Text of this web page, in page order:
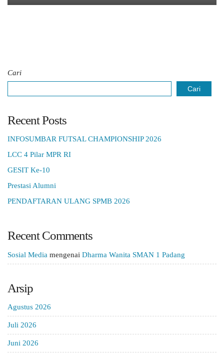
Cari
Cari
Recent Posts
INFOSUMBAR FUTSAL CHAMPIONSHIP 2026
LCC 4 Pilar MPR RI
GESIT Ke-10
Prestasi Alumni
PENDAFTARAN ULANG SPMB 2026
Recent Comments
Sosial Media mengenai Dharma Wanita SMAN 1 Padang
Arsip
Agustus 2026
Juli 2026
Juni 2026